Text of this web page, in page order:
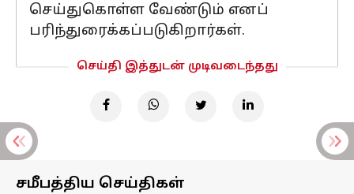
செய்துகொள்ள வேண்டும் எனப்
பரிந்துரைக்கப்படுகிறார்கள்.
செய்தி இத்துடன் முடிவடைந்தது
சமீபத்திய செய்திகள்